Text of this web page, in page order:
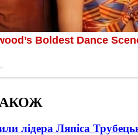
лідера Ляпіса